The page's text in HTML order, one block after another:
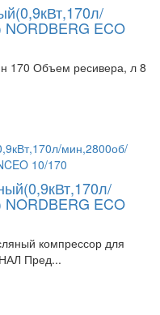
ECO
170 Объем ресивера, л 8
ECO
компрессор для
Пред...